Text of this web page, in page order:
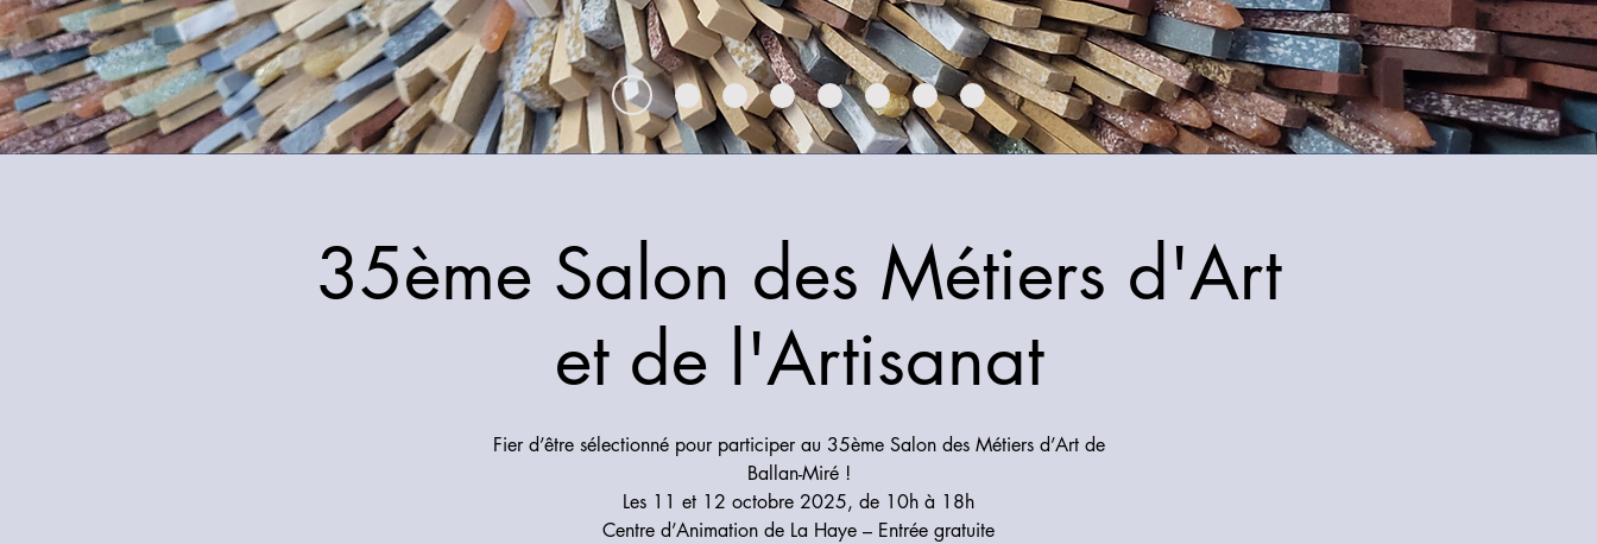
35ème Salon des Métiers d'Art
et de l'Artisanat
Fier d’être sélectionné pour participer au 35ème Salon des Métiers d’Art de
Ballan-Miré !
Les 11 et 12 octobre 2025, de 10h à 18h
Centre d’Animation de La Haye – Entrée gratuite